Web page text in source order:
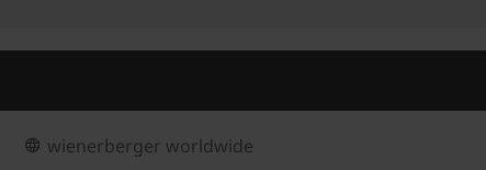
wienerberger worldwide